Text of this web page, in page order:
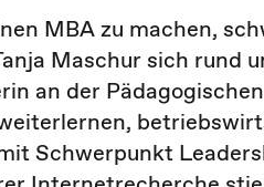
MBA zu machen,
Maschur sich rund
an der
Schwerpunkt